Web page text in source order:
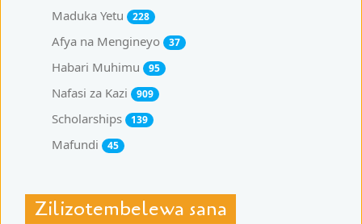
Maduka Yetu 228
Afya na Mengineyo 37
Habari Muhimu 95
Nafasi za Kazi 909
Scholarships 139
Mafundi 45
Zilizotembelewa sana